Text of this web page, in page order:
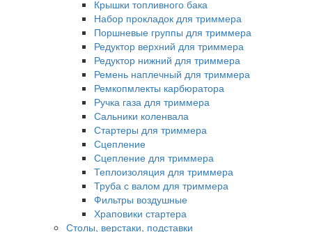
Крышки топливного бака
Набор прокладок для триммера
Поршневые группы для триммера
Редуктор верхний для триммера
Редуктор нижний для триммера
Ремень наплечный для триммера
Ремкопмлекты карбюратора
Ручка газа для триммера
Сальники коленвала
Стартеры для триммера
Сцепление
Сцепление для триммера
Теплоизоляция для триммера
Труба с валом для триммера
Фильтры воздушные
Храповики стартера
Столы, верстаки, подставки